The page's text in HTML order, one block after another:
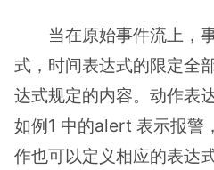
当在原始事件流上，事
式，时间表达式的限定全
达式规定的内容。动作表
如例1 中的alert 表示报警
作也可以定义相应的表达式